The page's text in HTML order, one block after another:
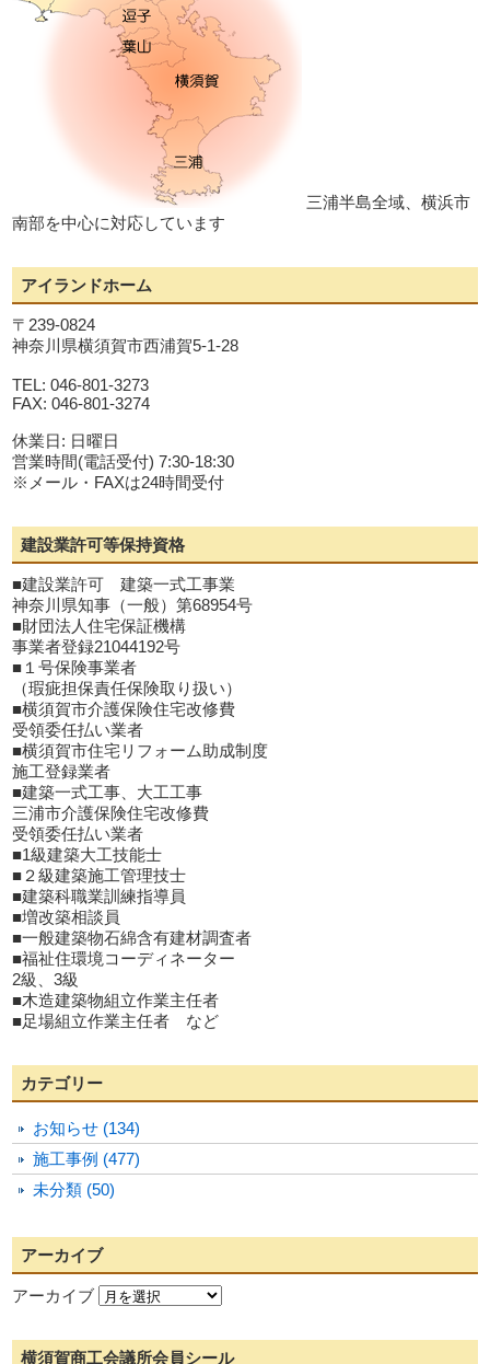
三浦半島全域、横浜市
南部を中心に対応しています
アイランドホーム
〒239-0824
神奈川県横須賀市西浦賀5-1-28
TEL: 046-801-3273
FAX: 046-801-3274
休業日: 日曜日
営業時間(電話受付) 7:30-18:30
※メール・FAXは24時間受付
建設業許可等保持資格
■建設業許可 建築一式工事業
神奈川県知事（一般）第68954号
■財団法人住宅保証機構
事業者登録21044192号
■１号保険事業者
（瑕疵担保責任保険取り扱い）
■横須賀市介護保険住宅改修費
受領委任払い業者
■横須賀市住宅リフォーム助成制度
施工登録業者
■建築一式工事、大工工事
三浦市介護保険住宅改修費
受領委任払い業者
■1級建築大工技能士
■２級建築施工管理技士
■建築科職業訓練指導員
■増改築相談員
■一般建築物石綿含有建材調査者
■福祉住環境コーディネーター
2級、3級
■木造建築物組立作業主任者
■足場組立作業主任者 など
カテゴリー
お知らせ (134)
施工事例 (477)
未分類 (50)
アーカイブ
アーカイブ
横須賀商工会議所会員シール